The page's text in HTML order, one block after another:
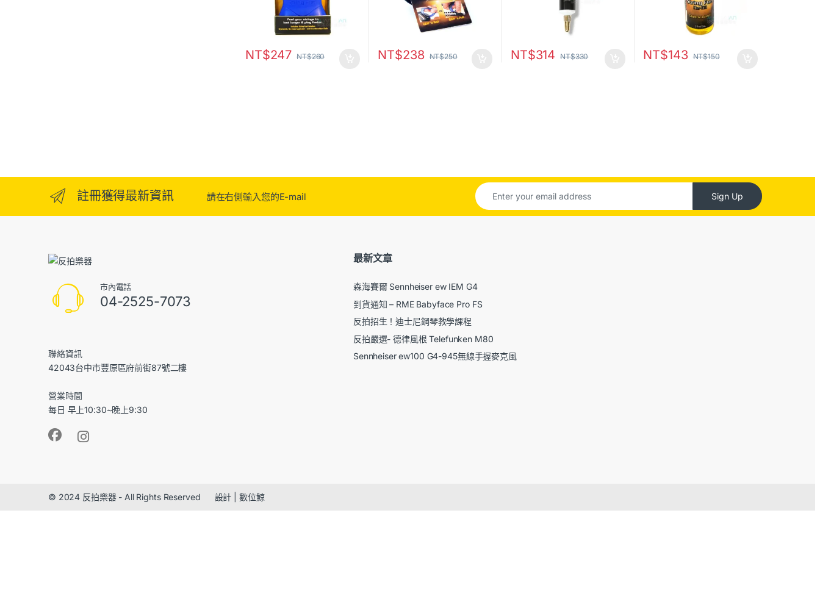
NT$247 NT$260 NT$238 NT$250 NT$314 NT$330 NT$143 NT$150
註冊獲得最新資訊 請在右側輸入您的E-mail Sign Up
市內電話
04-2525-7073
聯絡資訊
42043台中市豐原區府前街87號二樓
營業時間
每日 早上10:30~晚上9:30
最新文章
森海賽爾 Sennheiser ew IEM G4
到貨通知 – RME Babyface Pro FS
反拍招生！迪士尼鋼琴教學課程
反拍嚴選- 德律風根 Telefunken M80
Sennheiser ew100 G4-945無線手握麥克風
© 2024 反拍樂器 - All Rights Reserved 設計 | 數位鯨